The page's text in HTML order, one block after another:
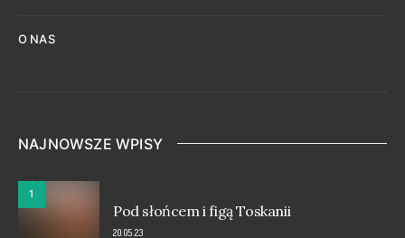
O NAS
NAJNOWSZE WPISY
1
Pod słońcem i figą Toskanii
20.05.23